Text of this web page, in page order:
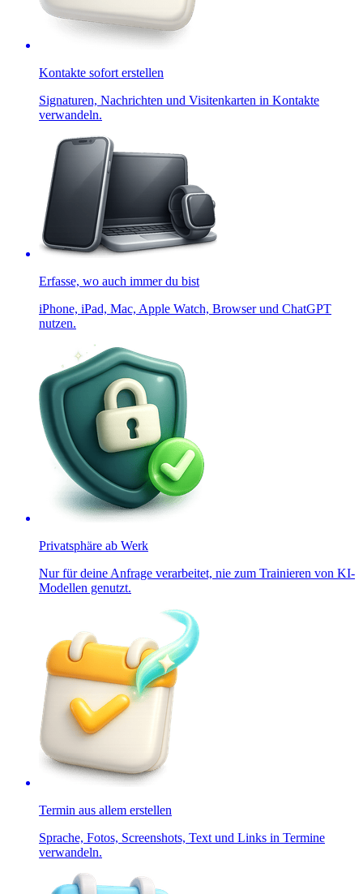
Kontakte sofort erstellen
Signaturen, Nachrichten und Visitenkarten in Kontakte
verwandeln.
Erfasse, wo auch immer du bist
iPhone, iPad, Mac, Apple Watch, Browser und ChatGPT
nutzen.
Privatsphäre ab Werk
Nur für deine Anfrage verarbeitet, nie zum Trainieren von KI-
Modellen genutzt.
Termin aus allem erstellen
Sprache, Fotos, Screenshots, Text und Links in Termine
verwandeln.